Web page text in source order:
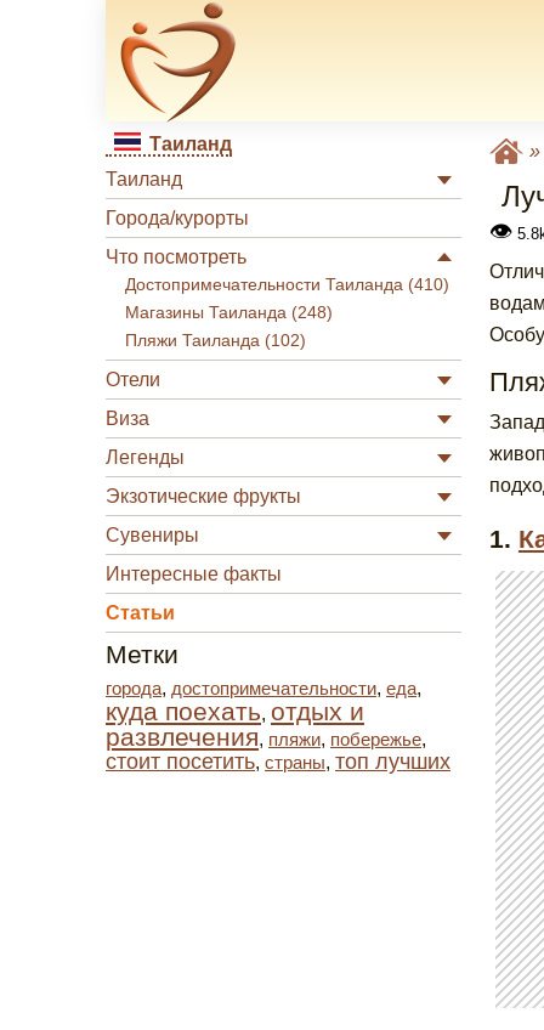
Таиланд
Таиланд
Города/курорты
Что посмотреть
Достопримечательности Таиланда (410)
Магазины Таиланда (248)
Пляжи Таиланда (102)
Отели
Виза
Легенды
Экзотические фрукты
Сувениры
Интересные факты
Статьи
Метки
города, достопримечательности, еда,
куда поехать, отдых и
развлечения, пляжи, побережье,
стоит посетить, страны, топ лучших
»
👁
1.